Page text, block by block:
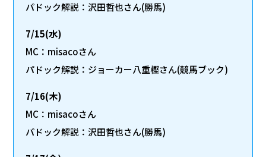
パドック解説：沢田哲也さん(勝馬)
7/15(水)
MC：misacoさん
パドック解説：ジョーカー八重樫さん(競馬ブック)
7/16(木)
MC：misacoさん
パドック解説：沢田哲也さん(勝馬)